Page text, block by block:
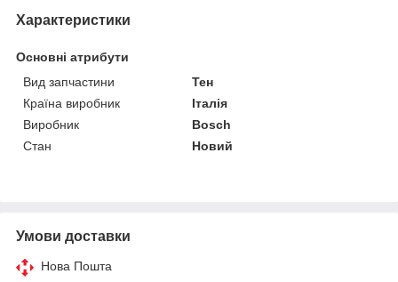
Характеристики
Основні атрибути
Вид запчастини
Тен
Країна виробник
Італія
Виробник
Bosch
Стан
Новий
Умови доставки
Нова Пошта